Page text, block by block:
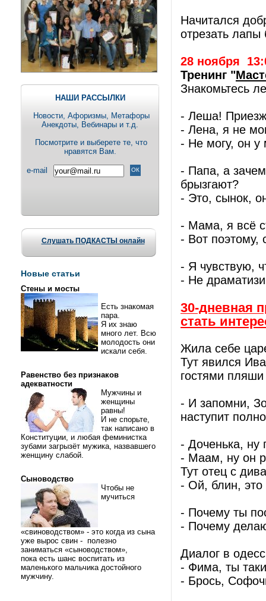
НАШИ РАССЫЛКИ
Новости, Aфоризмы, Метафоры
Анекдоты, Вебинары и т.д.
Посмотрите и выберете те, что
нравятся Вам.
e-mail
Слушать ПОДКАСТЫ онлайн
Новые статьи
Стены и мосты
Есть знакомая
пара.
Я их знаю
много лет. Всю
молодость они
искали себя.
Равенство без признаков
адекватности
Мужчины и
женщины
равны!
И не спорьте,
так написано в
Конституции, и любая феминистка
зубами загрызёт мужика, назвавшего
женщину слабой.
Сыноводство
Чтобы не
мучиться
«свиноводством» - это когда из сына
уже вырос свин - полезно
заниматься «сыноводством»,
пока есть шанс воспитать из
маленького мальчика достойного
мужчину.
Начитался
отрезать
28 ноября
Тренинг "
Знакомьтесь
- Леша!
- Лена, я не
- Не могу, он у
- Папа, а
брызгают?
- Это, сынок,
- Мама, я всё
- Вот поэтому,
- Я чувствую,
- Не
30-дневная
стать
Жила себе
Тут явился
гостями
- И запомни,
наступит
- Доченька, ну
- Маам, ну он
Тут отец с
- Ой, блин, это
- Почему ты
- Почему
Диалог в
- Фима, ты
- Брось,